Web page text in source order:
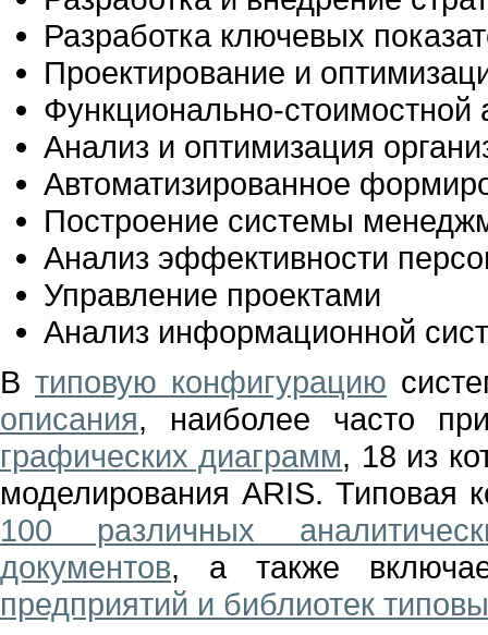
Разработка ключевых
Проектирование и
Функционально-стоимостной
Анализ и оптимизация
Автоматизированное
Построение системы
Анализ эффективности
Управление проектами
Анализ информационной
В типовую конфигурацию
описания, наиболее часто
графических диаграмм, 18 из
моделирования ARIS. Типовая
100 различных
документов, а также
предприятий и библиотек